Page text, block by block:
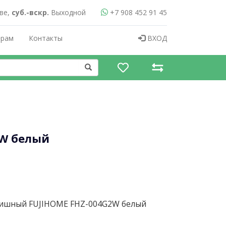
суб.-вскр. Выходной +7 908 452 91 45
Контакты ВХОД
белый
FUJIHOME FHZ-004G2W белый